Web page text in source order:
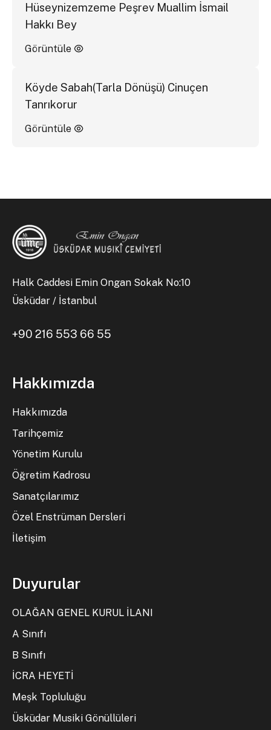
Hüseynizemzeme Peşrev Muallim İsmail
Hakkı Bey
Görüntüle
Köyde Sabah(Tarla Dönüşü) Cinuçen
Tanrıkorur
Görüntüle
Halk Caddesi Emin Ongan Sokak No:10
Üsküdar / İstanbul
+90 216 553 66 55
Hakkımızda
Hakkımızda
Tarihçemiz
Yönetim Kurulu
Öğretim Kadrosu
Sanatçılarımız
Özel Enstrüman Dersleri
İletişim
Duyurular
OLAĞAN GENEL KURUL İLANI
A Sınıfı
B Sınıfı
İCRA HEYETİ
Meşk Topluluğu
Üsküdar Musiki Gönüllüleri